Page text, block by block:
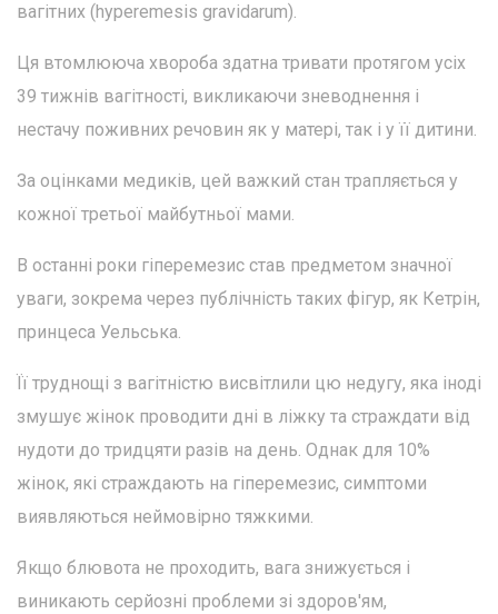
вагітних (hyperemesis gravidarum).
Ця втомлююча хвороба здатна тривати протягом усіх
39 тижнів вагітності, викликаючи зневоднення і
нестачу поживних речовин як у матері, так і у її дитини.
За оцінками медиків, цей важкий стан трапляється у
кожної третьої майбутньої мами.
В останні роки гіперемезис став предметом значної
уваги, зокрема через публічність таких фігур, як Кетрін,
принцеса Уельська.
Її труднощі з вагітністю висвітлили цю недугу, яка іноді
змушує жінок проводити дні в ліжку та страждати від
нудоти до тридцяти разів на день. Однак для 10%
жінок, які страждають на гіперемезис, симптоми
виявляються неймовірно тяжкими.
Якщо блювота не проходить, вага знижується і
виникають серйозні проблеми зі здоров'ям,